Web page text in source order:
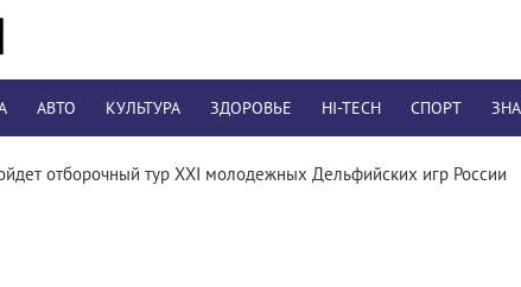
АВТО КУЛЬТУРА ЗДОРОВЬЕ HI-TECH СПОРТ
отборочный тур XXI молодежных Дельфийских игр России